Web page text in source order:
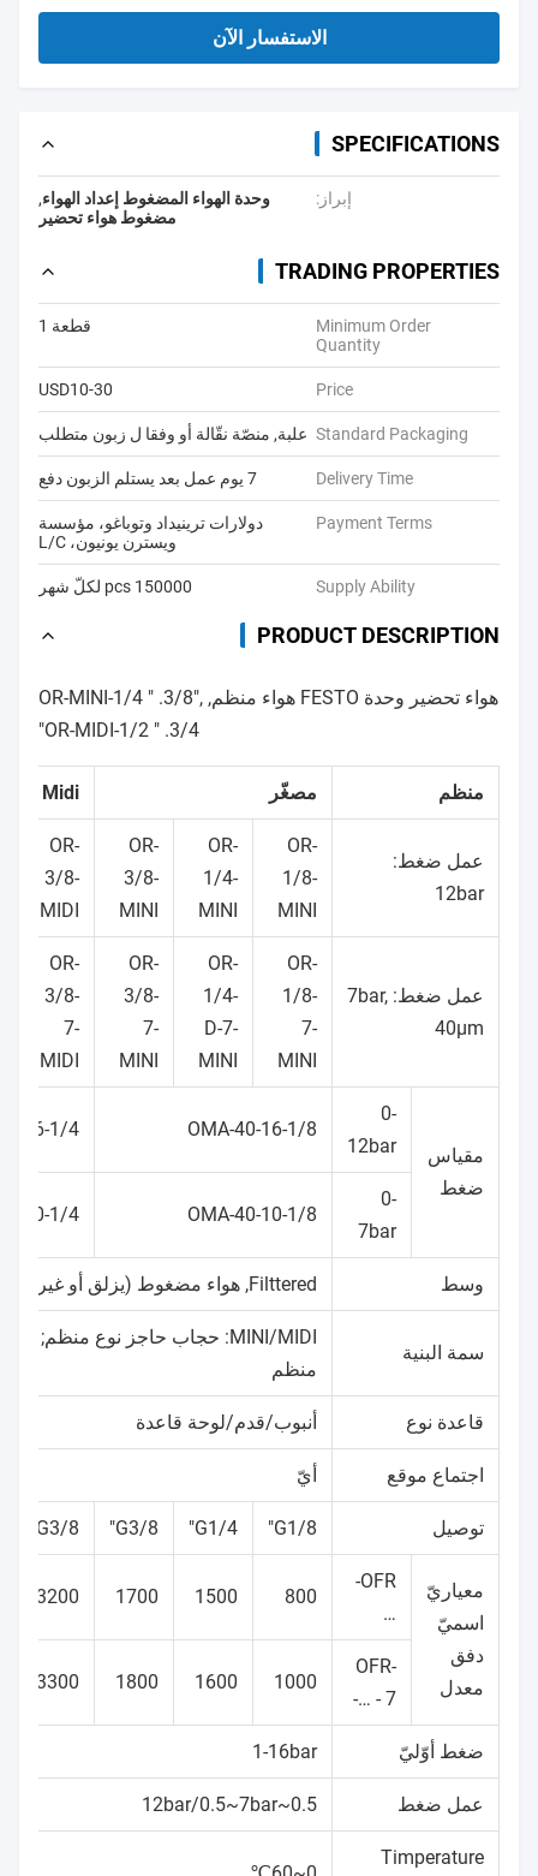
الاستفسار الآن
SPECIFICATIONS
إبراز: وحدة الهواء المضغوط إعداد الهواء,
مضغوط هواء تحضير
TRADING PROPERTIES
Minimum Order
Quantity
قطعة 1
Price
USD10-30
Standard Packaging علبة, منصّة نقّالة أو وفقا ل زبون متطلب
Delivery Time 7 يوم عمل بعد يستلم الزبون دفع
Payment Terms
دولارات ترينيداد وتوباغو، مؤسسة
ويسترن يونيون، L/C
Supply Ability 150000 pcs لكلّ شهر
PRODUCT DESCRIPTION
هواء تحضير وحدة FESTO هواء منظم, OR-MINI-1/4 " .3/8",
OR-MIDI-1/2 " .3/4"
منظم مصغّر Midi
عمل ضغط:
12bar
OR-
1/8-
MINI
OR-
1/4-
MINI
OR-
3/8-
MINI
OR-
3/8-
MIDI
عمل ضغط: 7bar,
40µm
OR-
1/8-
7-
MINI
OR-
1/4-
D-7-
MINI
OR-
3/8-
7-
MINI
OR-
3/8-
7-
MIDI
مقياس
ضغط
0-
12bar
OMA-40-16-1/8
16-1/4
0-
7bar
OMA-40-10-1/8
10-1/4
وسط Filttered, هواء مضغوط (يزلق أو غيرمزلّق)
سمة البنية
منظم
قاعدة نوع أنبوب/قدم/لوحة قاعدة
اجتماع موقع أيّ
توصيل G1/8"
G1/4"
G3/8"
G3/8"
معياريّ
اسميّ
دفق
معدل
OFR-
…
800
1500
1700
3200
OFR-
… - 7-
1000
1600
1800
3300
ضغط أوّليّ 1-16bar
عمل ضغط 0.5~12bar/0.5~7bar
Timperature